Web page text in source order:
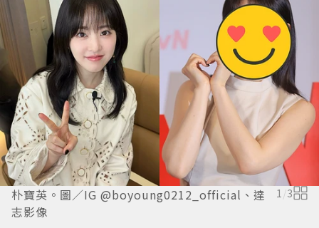
朴寶英。圖／IG @boyoung0212_official、達
志影像
1/3